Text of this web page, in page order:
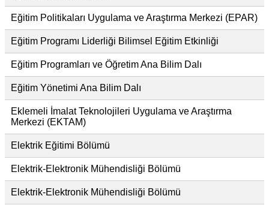
Eğitim Politikaları Uygulama ve Araştırma Merkezi (EPAR)
Eğitim Programı Liderliği Bilimsel Eğitim Etkinliği
Eğitim Programları ve Öğretim Ana Bilim Dalı
Eğitim Yönetimi Ana Bilim Dalı
Eklemeli İmalat Teknolojileri Uygulama ve Araştırma
Merkezi (EKTAM)
Elektrik Eğitimi Bölümü
Elektrik-Elektronik Mühendisliği Bölümü
Elektrik-Elektronik Mühendisliği Bölümü